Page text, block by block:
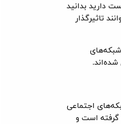
دارید بدانید
تاثیرگذار
شبکه‌های
شده‌اند.
اجتماعی
گرفته است و